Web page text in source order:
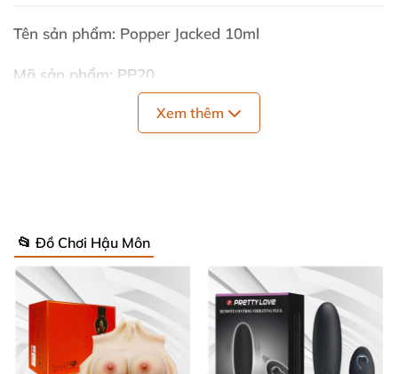
Tên sản phẩm: Popper Jacked 10ml
Mã sản phẩm: PP20
Tính năng: Tăng cường hưng phấn cho cuộc yêu
Thành phần: Isobutyl nitrite.
Nồng độ: Đậm đặc.
Xuất xứ: Anh Quốc.
Xem thêm
📂 Đồ Chơi Hậu Môn